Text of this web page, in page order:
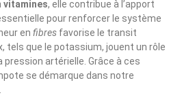
vitamines, elle contribue à l’apport
pour renforcer le système
en fibres favorise le transit
tels que le potassium, jouent un rôle
pression artérielle. Grâce à ces
se démarque dans notre